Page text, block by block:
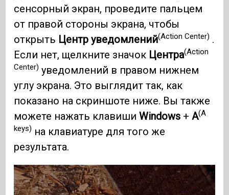
сенсорный экран, проведите пальцем
от правой стороны экрана, чтобы
открыть Центр уведомлений(Action Center) .
Если нет, щелкните значок Центра(Action
Center) уведомлений в правом нижнем
углу экрана. Это выглядит так, как
показано на скриншоте ниже. Вы также
можете нажать клавишиWindows +A(A
keys) на клавиатуре для того же
результата.